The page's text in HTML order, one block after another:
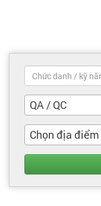
Việc làm mới nhất
Tìm việc làm
Tạo hồ sơ
Cẩm nang việc làm
QA / QC
Chọn địa điểm